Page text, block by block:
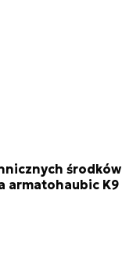
środków
armatohaubic K9